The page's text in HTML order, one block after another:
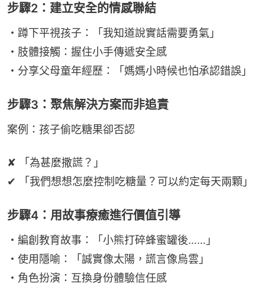
步驟2：建立安全的情感聯結
・蹲下平視孩子：「我知道說實話需要勇氣」
・肢體接觸：握住小手傳遞安全感
・分享父母童年經歷：「媽媽小時候也怕承認錯誤」
步驟3：聚焦解決方案而非追責
案例：孩子偷吃糖果卻否認
✘ 「為甚麼撒謊？」
✔ 「我們想想怎麼控制吃糖量？可以約定每天兩顆」
步驟4：用故事療癒進行價值引導
・編創教育故事：「小熊打碎蜂蜜罐後……」
・使用隱喻：「誠實像太陽，謊言像烏雲」
・角色扮演：互換身份體驗信任感